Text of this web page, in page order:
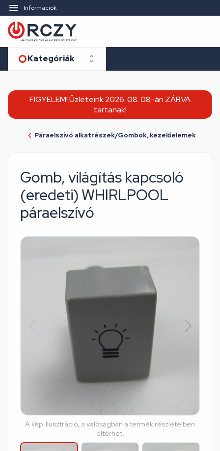
Információk
Kategóriák
FIGYELEM! Üzleteink 2026. 08. 08-án ZÁRVA
tartanak!
Páraelszívó alkatrészek/Gombok, kezelőelemek
Gomb, világítás kapcsoló
(eredeti) WHIRLPOOL
páraelszívó
A kép illusztráció, a valóságban a termék részleteiben
eltérhet.